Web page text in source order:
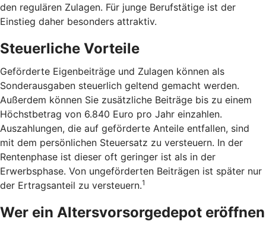
den regulären Zulagen. Für junge Berufstätige ist der
Einstieg daher besonders attraktiv.
Steuerliche Vorteile
Geförderte Eigenbeiträge und Zulagen können als
Sonderausgaben steuerlich geltend gemacht werden.
Außerdem können Sie zusätzliche Beiträge bis zu einem
Höchstbetrag von 6.840 Euro pro Jahr einzahlen.
Auszahlungen, die auf geförderte Anteile entfallen, sind
mit dem persönlichen Steuersatz zu versteuern. In der
Rentenphase ist dieser oft geringer ist als in der
Erwerbsphase. Von ungeförderten Beiträgen ist später nur
der Ertragsanteil zu versteuern.1
Wer ein Altersvorsorgedepot eröffnen